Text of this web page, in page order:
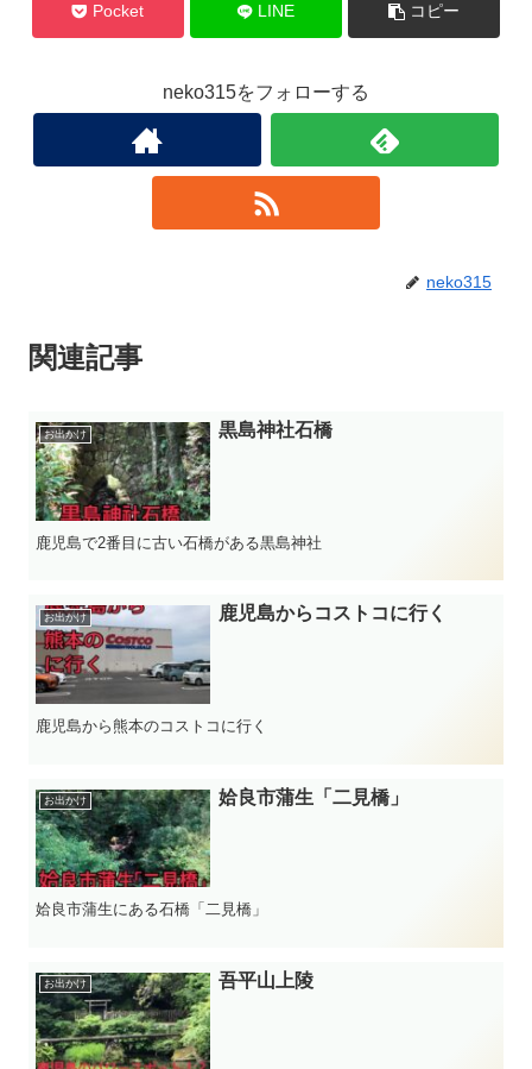
Pocket LINE コピー
neko315をフォローする
neko315
関連記事
お出かけ 黒島神社石橋
鹿児島で2番目に古い石橋がある黒島神社
お出かけ 鹿児島からコストコに行く
鹿児島から熊本のコストコに行く
お出かけ 姶良市蒲生「二見橋」
姶良市蒲生にある石橋「二見橋」
お出かけ 吾平山上陵